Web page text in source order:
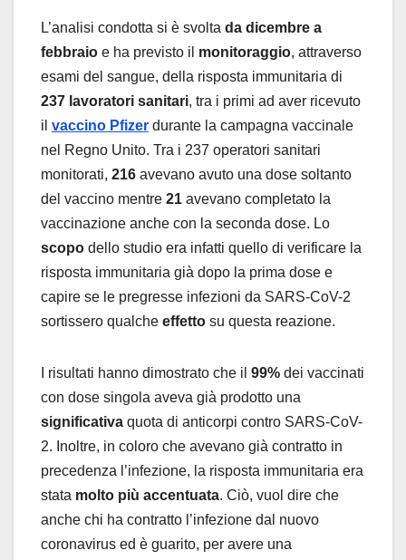
L’analisi condotta si è svolta da dicembre a
febbraio e ha previsto il monitoraggio, attraverso
esami del sangue, della risposta immunitaria di
237 lavoratori sanitari, tra i primi ad aver ricevuto
il vaccino Pfizer durante la campagna vaccinale
nel Regno Unito. Tra i 237 operatori sanitari
monitorati, 216 avevano avuto una dose soltanto
del vaccino mentre 21 avevano completato la
vaccinazione anche con la seconda dose. Lo
scopo dello studio era infatti quello di verificare la
risposta immunitaria già dopo la prima dose e
capire se le pregresse infezioni da SARS-CoV-2
sortissero qualche effetto su questa reazione.
I risultati hanno dimostrato che il 99% dei vaccinati
con dose singola aveva già prodotto una
significativa quota di anticorpi contro SARS-CoV-
2. Inoltre, in coloro che avevano già contratto in
precedenza l’infezione, la risposta immunitaria era
stata molto più accentuata. Ciò, vuol dire che
anche chi ha contratto l’infezione dal nuovo
coronavirus ed è guarito, per avere una